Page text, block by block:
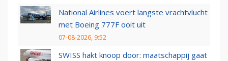
National Airlines voert langste vrachtvlucht
met Boeing 777F ooit uit
07-08-2026, 9:52
SWISS hakt knoop door: maatschappij gaat